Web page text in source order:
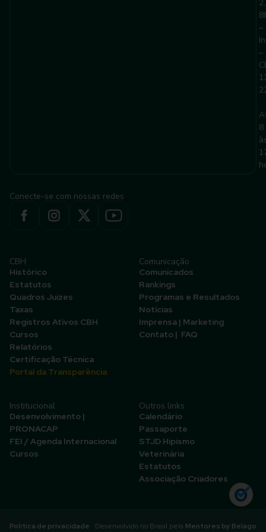
2,
–
–
8
Conecte-se com nossas redes
CBH
Histórico
Estatutos
Quadros Juízes
Taxas
Registros Ativos CBH
Cursos
Relatórios
Certificação Técnica
Portal da Transparência
Comunicação
Comunicados
Rankings
Programas e Resultados
Notícias
Imprensa | Marketing
Contato | FAQ
Institucional
Desenvolvimento |
PRONACAP
FEI / Agenda Internacional
Cursos
Outros links
Calendário
Passaporte
STJD Hipismo
Veterinária
Estatutos
Associação Criadores
Política de privacidade Desenvolvido no Brasil pela Mentores by Belago